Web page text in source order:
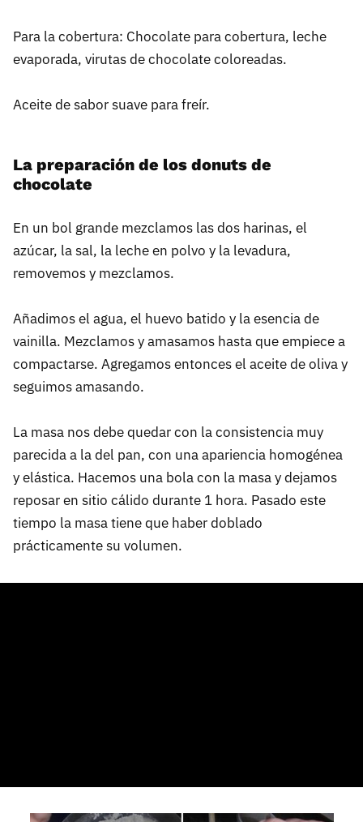
Para la cobertura: Chocolate para cobertura, leche
evaporada, virutas de chocolate coloreadas.
Aceite de sabor suave para freír.
La preparación de los donuts de
chocolate
En un bol grande mezclamos las dos harinas, el
azúcar, la sal, la leche en polvo y la levadura,
removemos y mezclamos.
Añadimos el agua, el huevo batido y la esencia de
vainilla. Mezclamos y amasamos hasta que empiece a
compactarse. Agregamos entonces el aceite de oliva y
seguimos amasando.
La masa nos debe quedar con la consistencia muy
parecida a la del pan, con una apariencia homogénea
y elástica. Hacemos una bola con la masa y dejamos
reposar en sitio cálido durante 1 hora. Pasado este
tiempo la masa tiene que haber doblado
prácticamente su volumen.